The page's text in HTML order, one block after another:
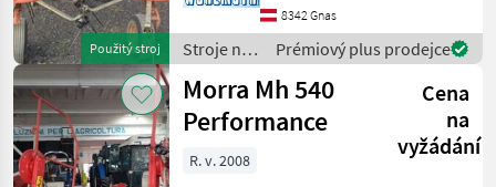
Krone
Claas
Kuhn
Fella
Použitý stroj
drehbar nastavenie výšky:
hydraulické nastavenie
výšky, Závesný
nariadkovač, Ochranná ob
8342 Gnas
Stroje na
zber
objemových
krmív /
Morra
Prémiový plus prodejce
Morra Mh 540
Performance
Cena
na
vyžádání
R. v. 2008